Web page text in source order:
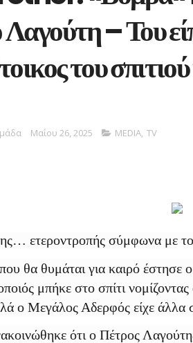
– Του
του
Μαΐου 26, 2025 MEDIA, TV
ετεροντροπής σύμφωνα με
θα θυμάται για καιρό
μπήκε στο σπίτι
ο Μεγάλος Αδερφός είχε άλλα
ότι ο Πέτρος